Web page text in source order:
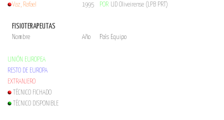
Vaz, Rafael
1995 POR UD Oliveirense (LPB PRT)
FISIOTERAPEUTAS
Nombre Año País Equipo
UNIÓN EUROPEA
RESTO DE EUROPA
EXTRANJERO
TÉCNICO FICHADO
TÉCNICO DISPONIBLE